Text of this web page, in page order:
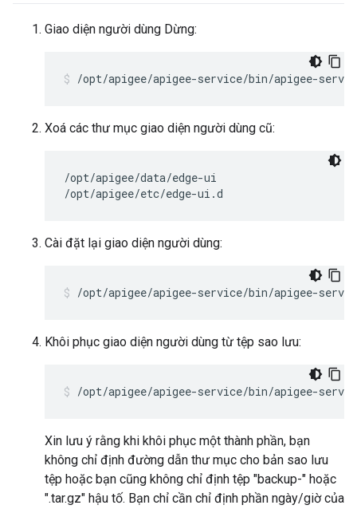
Giao diện người dùng Dừng:
/opt/apigee/apigee-service/bin/apigee-
Xoá các thư mục giao diện người dùng cũ:
/opt/apigee/data/edge-ui
/opt/apigee/etc/edge-ui.d
Cài đặt lại giao diện người dùng:
/opt/apigee/apigee-service/bin/apigee-
Khôi phục giao diện người dùng từ tệp sao lưu:
/opt/apigee/apigee-service/bin/apigee-
Xin lưu ý rằng khi khôi phục một thành phần, bạn
không chỉ định đường dẫn thư mục cho bản sao lưu
tệp hoặc bạn cũng không chỉ định tệp "backup-" hoặc
".tar.gz" hậu tố. Bạn chỉ cần chỉ định phần ngày/giờ của